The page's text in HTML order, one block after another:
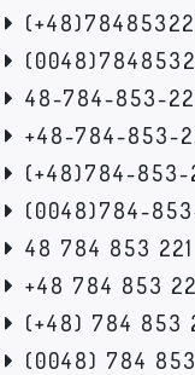
48-784-853-
+48-784-853-
(+48)784-853-
(0048)784-
48 784 853 221
+48 784 853
(+48) 784 853
(0048) 784 853